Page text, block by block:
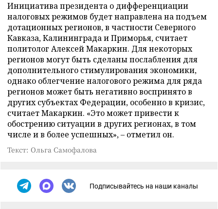
Инициатива президента о дифференциации
налоговых режимов будет направлена на подъем
дотационных регионов, в частности Северного
Кавказа, Калининграда и Приморья, считает
политолог Алексей Макаркин. Для некоторых
регионов могут быть сделаны послабления для
дополнительного стимулирования экономики,
однако облегчение налогового режима для ряда
регионов может быть негативно воспринято в
других субъектах Федерации, особенно в кризис,
считает Макаркин. «Это может привести к
обострению ситуации в других регионах, в том
числе и в более успешных», – отметил он.
Текст: Ольга Самофалова
Подписывайтесь на наши каналы